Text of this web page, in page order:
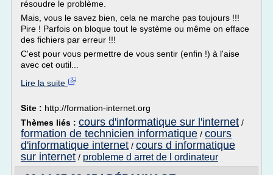
résoudre le problème.
Mais, vous le savez bien, cela ne marche pas toujours !!!
Pire ! Parfois on bloque tout le système ou même on efface
des fichiers par erreur !!!
C'est pour vous permettre de vous sentir (enfin !) à l'aise
avec cet outil...
Lire la suite
Site : http://formation-internet.org
Thèmes liés : cours d'informatique sur l'internet /
formation de technicien informatique / cours
d'informatique internet / cours d informatique
sur internet / probleme d arret de l ordinateur